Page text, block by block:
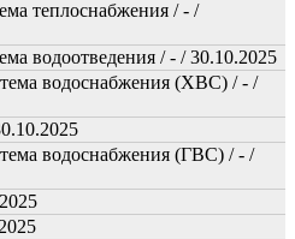
теплоснабжения / - /
водоотведения / - / 30.10.2025
водоснабжения (ХВС) / - /
водоснабжения (ГВС) / - /